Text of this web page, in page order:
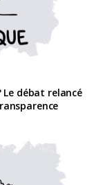
débat relancé